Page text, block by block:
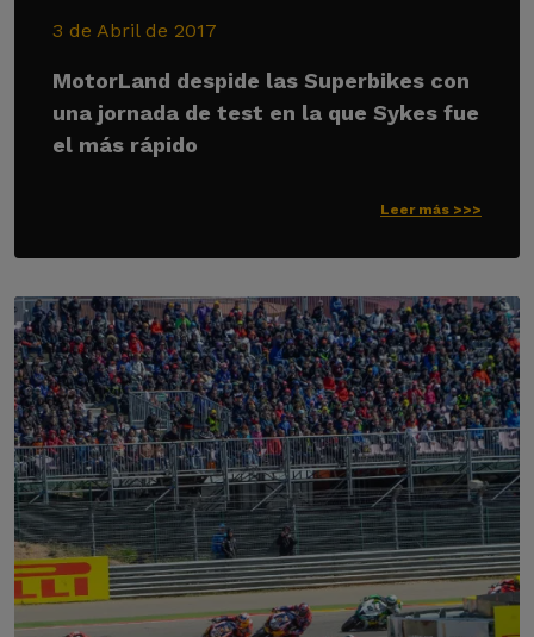
3 de Abril de 2017
MotorLand despide las Superbikes con
una jornada de test en la que Sykes fue
el más rápido
Leer más >>>